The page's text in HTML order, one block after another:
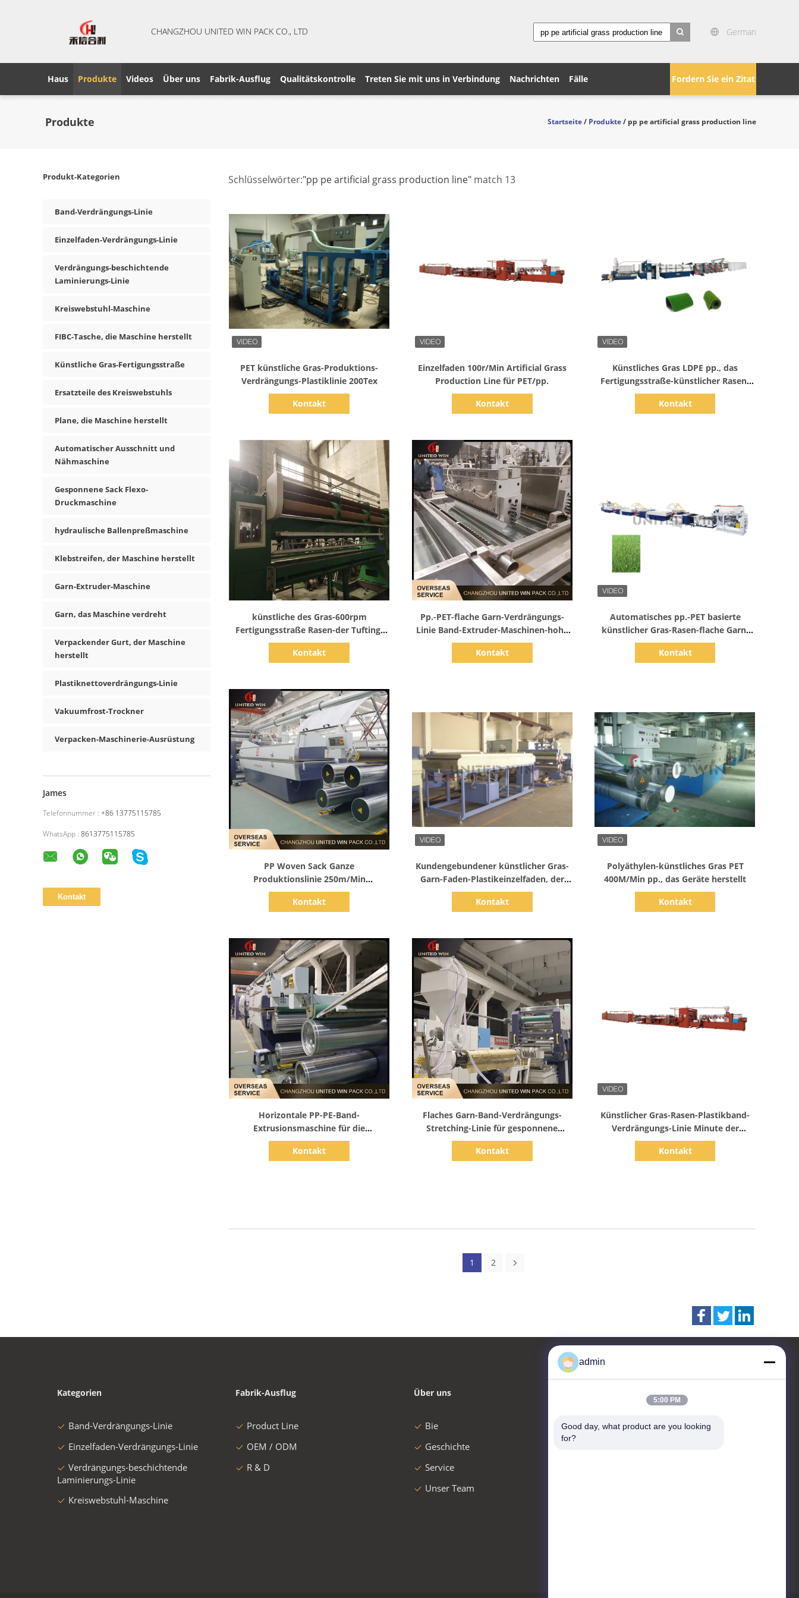
CHANGZHOU UNITED WIN PACK CO., LTD
German
Fordern Sie ein Zitat
Haus Produkte Videos Über uns Fabrik-Ausflug Qualitätskontrolle Treten Sie mit uns in Verbindung Nachrichten Fälle
Produkte Startseite/Produkte/ pp pe artificial grass production line
Produkt-Kategorien
Band-Verdrängungs-Linie
Einzelfaden-Verdrängungs-Linie
Verdrängungs-beschichtende
Laminierungs-Linie
Kreiswebstuhl-Maschine
FIBC-Tasche, die Maschine herstellt
Künstliche Gras-Fertigungsstraße
Ersatzteile des Kreiswebstuhls
Plane, die Maschine herstellt
Automatischer Ausschnitt und
Nähmaschine
Gesponnene Sack Flexo-
Druckmaschine
hydraulische Ballenpreßmaschine
Klebstreifen, der Maschine herstellt
Garn-Extruder-Maschine
Garn, das Maschine verdreht
Verpackender Gurt, der Maschine
herstellt
Plastiknettoverdrängungs-Linie
Vakuumfrost-Trockner
Verpacken-Maschinerie-Ausrüstung
James
Telefonnummer : +86 13775115785
WhatsApp : 8613775115785
Schlüsselwörter:"pp pe artificial grass production line" match 13
products
PET künstliche Gras-Produktions-
Verdrängungs-Plastiklinie 200Tex
Kontakt
Einzelfaden 100r/Min Artificial Grass
Production Line für PET/pp.
Kontakt
Künstliches Gras LDPE pp., das
Fertigungsstraße-künstlicher Rasen-
flache Garn-Faden-Verdrängungs-
Maschine ausdehnt
Kontakt
künstliche des Gras-600rpm
Fertigungsstraße Rasen-der Tufting-
Maschinen-70mm
Kontakt
Pp.-PET-flache Garn-Verdrängungs-
Linie Band-Extruder-Maschinen-hohe
Geschwindigkeit 250m/Min
Kontakt
Automatisches pp.-PET basierte
künstlicher Gras-Rasen-flache Garn-
Produktions-Maschinenlinie 230kg/H
Kontakt
PP Woven Sack Ganze
Produktionslinie 250m/Min
Plastikziehmaschine
Kontakt
Kundengebundener künstlicher Gras-
Garn-Faden-Plastikeinzelfaden, der
Maschine herstellt
Kontakt
Polyäthylen-künstliches Gras PET
400M/Min pp., das Geräte herstellt
Kontakt
Horizontale PP-PE-Band-
Extrusionsmaschine für die
Produktionslinie für gewebte Taschen
Kontakt
Flaches Garn-Band-Verdrängungs-
Stretching-Linie für gesponnene
Tasche 250m/Min PE-pp
Kontakt
Künstlicher Gras-Rasen-Plastikband-
Verdrängungs-Linie Minute der
Maschinen-450KW 280m
Kontakt
1 2
Kategorien
Band-Verdrängungs-Linie
Einzelfaden-Verdrängungs-Linie
Verdrängungs-beschichtende
Laminierungs-Linie
Kreiswebstuhl-Maschine
Fabrik-Ausflug
Product Line
OEM / ODM
R & D
Über uns
Bie
Geschichte
Service
Unser Team
CHANGZHOU UNITED WIN
PACK CO.,LTD
admin
5:00 PM
Good day, what product are you looking
for?